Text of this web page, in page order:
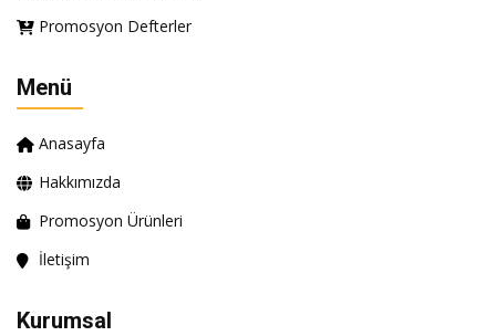
Promosyon Defterler
Menü
Anasayfa
Hakkımızda
Promosyon Ürünleri
İletişim
Kurumsal